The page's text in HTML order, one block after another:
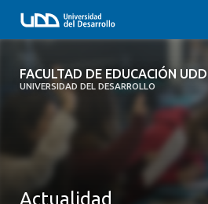
FACULTAD DE EDUCACIÓN UDD
UNIVERSIDAD DEL DESARROLLO
FACULTAD DE EDUCACIÓN UDD
Actualidad